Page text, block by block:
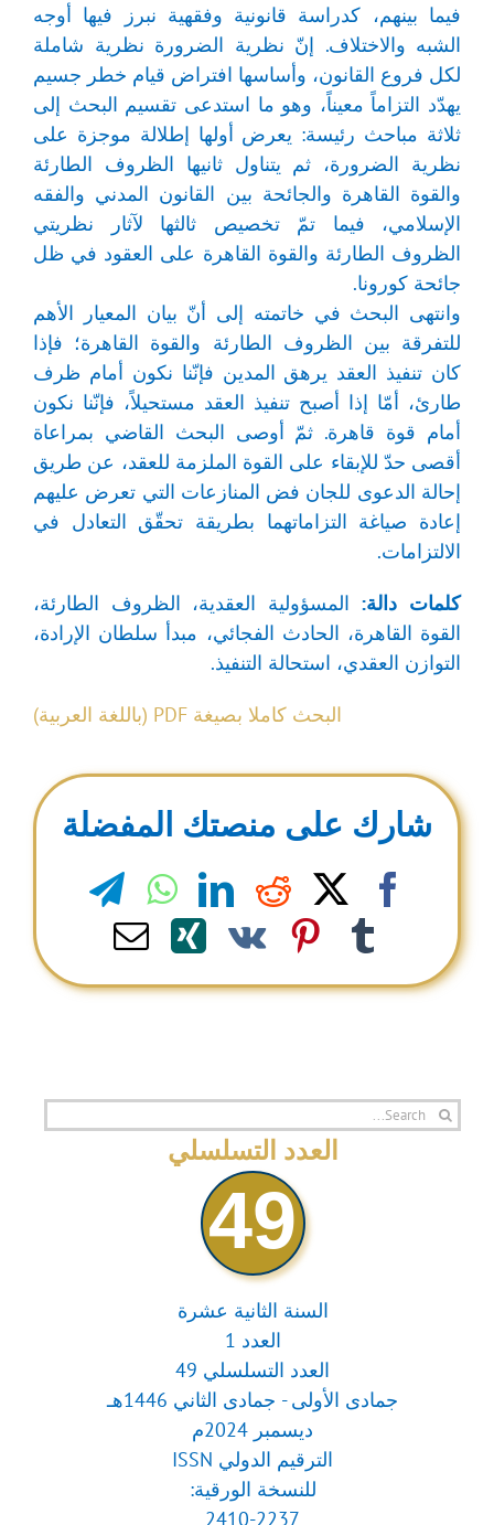
فيما بينهم، كدراسة قانونية وفقهية نبرز فيها أوجه
الشبه والاختلاف. إنّ نظرية الضرورة نظرية شاملة
لكل فروع القانون، وأساسها افتراض قيام خطر جسيم
يهدّد التزاماً معيناً، وهو ما استدعى تقسيم البحث إلى
ثلاثة مباحث رئيسة: يعرض أولها إطلالة موجزة على
نظرية الضرورة، ثم يتناول ثانيها الظروف الطارئة
والقوة القاهرة والجائحة بين القانون المدني والفقه
الإسلامي، فيما تمّ تخصيص ثالثها لآثار نظريتي
الظروف الطارئة والقوة القاهرة على العقود في ظل
جائحة كورونا.
وانتهى البحث في خاتمته إلى أنّ بيان المعيار الأهم
للتفرقة بين الظروف الطارئة والقوة القاهرة؛ فإذا
كان تنفيذ العقد يرهق المدين فإنّنا نكون أمام ظرف
طارئ، أمّا إذا أصبح تنفيذ العقد مستحيلاً، فإنّنا نكون
أمام قوة قاهرة. ثمّ أوصى البحث القاضي بمراعاة
أقصى حدّ للإبقاء على القوة الملزمة للعقد، عن طريق
إحالة الدعوى للجان فض المنازعات التي تعرض عليهم
إعادة صياغة التزاماتهما بطريقة تحقّق التعادل في
الالتزامات.
كلمات دالة: المسؤولية العقدية، الظروف الطارئة،
القوة القاهرة، الحادث الفجائي، مبدأ سلطان الإرادة،
التوازن العقدي، استحالة التنفيذ.
البحث كاملا بصيغة PDF (باللغة العربية)
شارك على منصتك المفضلة
Facebook
X
Reddit
LinkedIn
Tumblr
Pinterest
Vk
Xing
Email
Search
العدد التسلسلي
49
السنة الثانية عشرة
العدد 1
العدد التسلسلي 49
جمادى الأولى - جمادى الثاني 1446هـ
ديسمبر 2024م
الترقيم الدولي ISSN
للنسخة الورقية:
2410-2237